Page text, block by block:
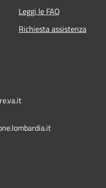
Leggi le FAQ
Richiesta assistenza